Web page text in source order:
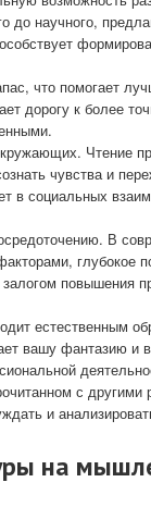
научного,
что помогает
дорогу к более
Чтение
чувства и
в социальных
В
глубокое
повышения
естественным
вашу фантазию и
с другими
и
на